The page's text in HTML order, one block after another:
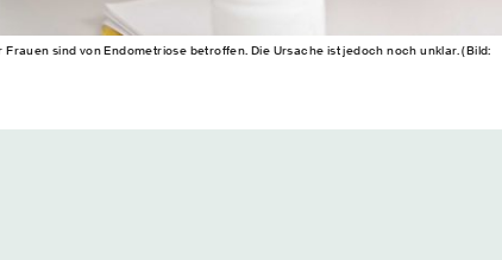
Frauen sind von Endometriose betroffen. Die Ursache ist jedoch noch unklar. (Bild: